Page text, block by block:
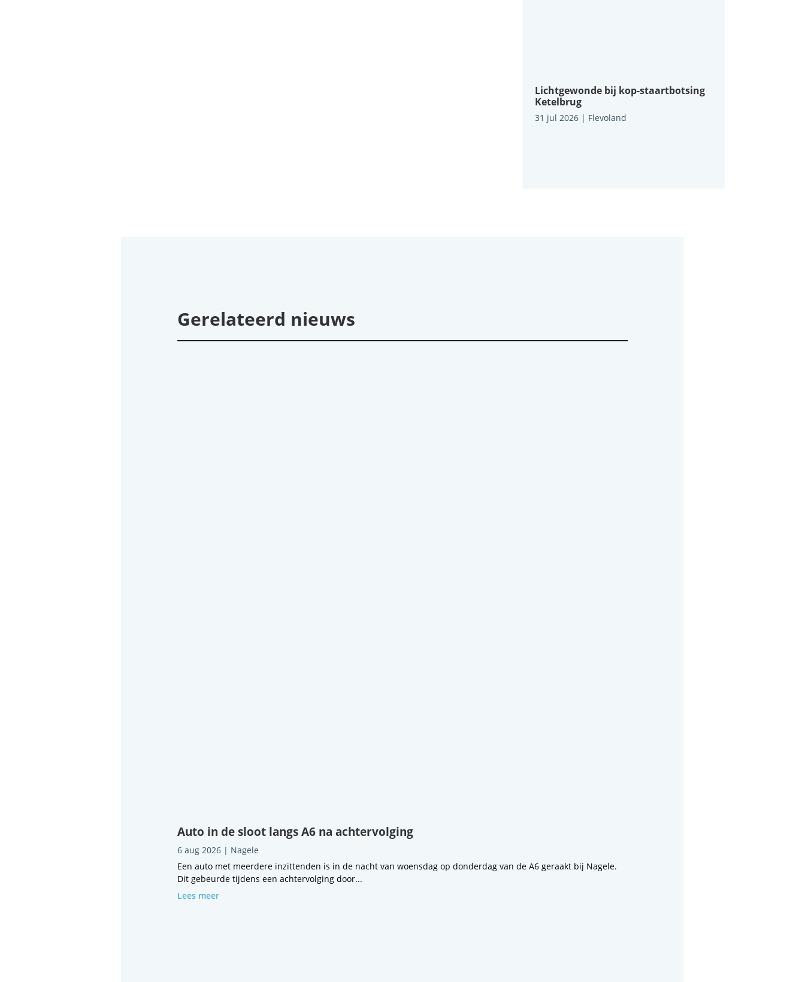
Lichtgewonde bij kop-staartbotsing
Ketelbrug
31 jul 2026| Flevoland
Gerelateerd nieuws
Auto in de sloot langs A6 na achtervolging
6 aug 2026| Nagele
Een auto met meerdere inzittenden is in de nacht van woensdag op donderdag van de A6 geraakt bij Nagele.
Dit gebeurde tijdens een achtervolging door...
Lees meer